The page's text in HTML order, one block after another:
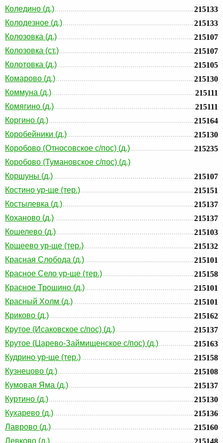
Коледино (д.)
215133
Колодезное (д.)
215133
Колозовка (д.)
215107
Колозовка (ст.)
215107
Колотовка (д.)
215105
Комарово (д.)
215130
Коммуна (д.)
215111
Комягино (д.)
215111
Коргино (д.)
215164
Коробейники (д.)
215130
Коробово (Относовское с/пос) (д.)
215235
Коробово (Тумановское с/пос) (д.)
Коршуны (д.)
215107
Костино ур-ще (тер.)
215151
Костылевка (д.)
215137
Коханово (д.)
215137
Кошелево (д.)
215103
Кощеево ур-ще (тер.)
215132
Красная Слобода (д.)
215101
Красное Село ур-ще (тер.)
215158
Красное Трошино (д.)
215101
Красный Холм (д.)
215101
Криково (д.)
215162
Крутое (Исаковское с/пос) (д.)
215137
Крутое (Царево-Займищенское с/пос) (д.)
215163
Кудрино ур-ще (тер.)
215158
Кузнецово (д.)
215108
Кумовая Яма (д.)
215137
Куртино (д.)
215130
Кухарево (д.)
215136
Лаврово (д.)
215160
Левково (д.)
215148